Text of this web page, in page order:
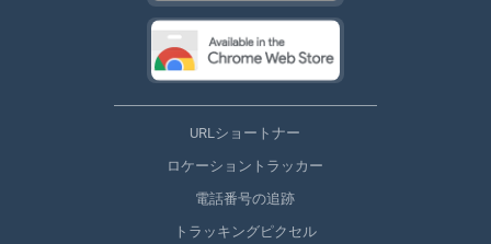
URLショートナー
ロケーショントラッカー
電話番号の追跡
トラッキングピクセル